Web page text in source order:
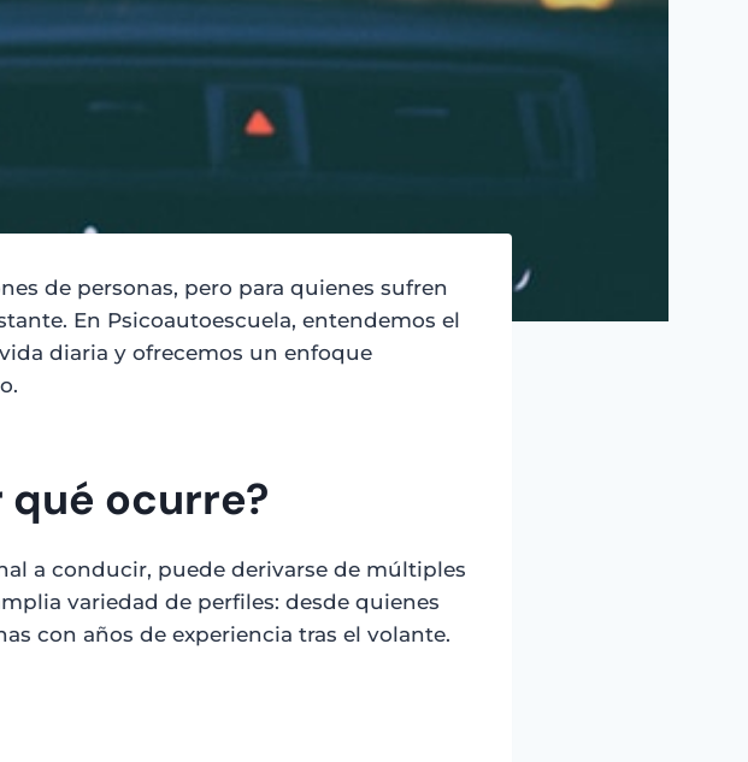
de personas, pero para quienes sufren
En Psicoautoescuela, entendemos el
diaria y ofrecemos un enfoque
qué ocurre?
a conducir, puede derivarse de múltiples
variedad de perfiles: desde quienes
con años de experiencia tras el volante.